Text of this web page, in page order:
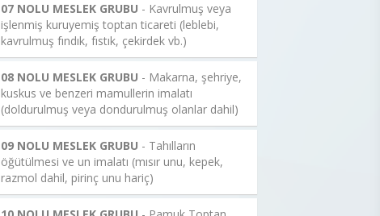
07 NOLU MESLEK GRUBU - Kavrulmuş veya
işlenmiş kuruyemiş toptan ticareti (leblebi,
kavrulmuş fındık, fıstık, çekirdek vb.)
08 NOLU MESLEK GRUBU - Makarna, şehriye,
kuskus ve benzeri mamullerin imalatı
(doldurulmuş veya dondurulmuş olanlar dahil)
09 NOLU MESLEK GRUBU - Tahılların
öğütülmesi ve un imalatı (mısır unu, kepek,
razmol dahil, pirinç unu hariç)